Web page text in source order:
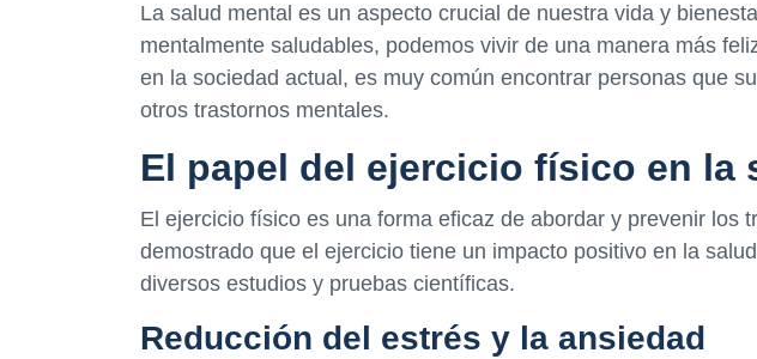
La salud mental es un aspecto crucial de nuestra vida y
mentalmente saludables, podemos vivir de una manera más
en la sociedad actual, es muy común encontrar personas que
otros trastornos mentales.
El papel del ejercicio físico en la
El ejercicio físico es una forma eficaz de abordar y prevenir los
demostrado que el ejercicio tiene un impacto positivo en la
diversos estudios y pruebas científicas.
Reducción del estrés y la ansiedad